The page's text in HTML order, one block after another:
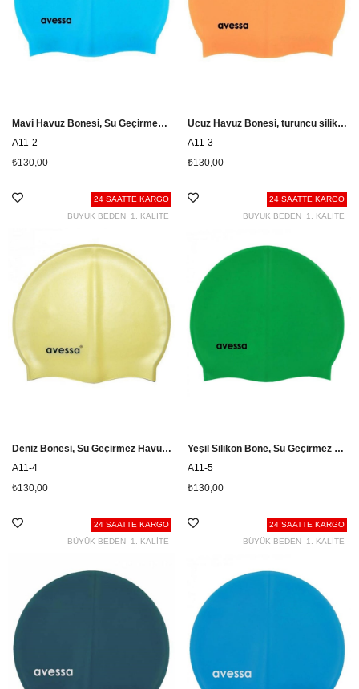
Mavi Havuz Bonesi, Su Geçirmeyen Bone A11-2
A11-2
₺130,00
Ucuz Havuz Bonesi, turuncu silikon bone A11-3
A11-3
₺130,00
Deniz Bonesi, Su Geçirmez Havuz Bonesi A11-4
A11-4
₺130,00
24 SAATTE KARGO
1. KALİTE
BÜYÜK BEDEN
Yeşil Silikon Bone, Su Geçirmez Bone A11-5
A11-5
₺130,00
24 SAATTE KARGO
1. KALİTE
BÜYÜK BEDEN
24 SAATTE KARGO
1. KALİTE
BÜYÜK BEDEN
24 SAATTE KARGO
1. KALİTE
BÜYÜK BEDEN